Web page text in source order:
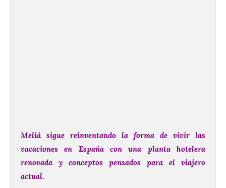
Meliá sigue reinventando la forma de vivir las
vacaciones en España con una planta hotelera
renovada y conceptos pensados para el viajero
actual.